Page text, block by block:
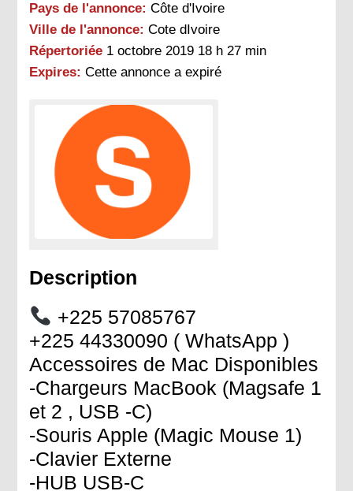
Pays de l'annonce: Côte d'Ivoire
Ville de l'annonce: Cote dIvoire
Répertoriée 1 octobre 2019 18 h 27 min
Expires: Cette annonce a expiré
Description
+225 57085767
+225 44330090 ( WhatsApp )
Accessoires de Mac Disponibles
-Chargeurs MacBook (Magsafe 1
et 2 , USB -C)
-Souris Apple (Magic Mouse 1)
-Clavier Externe
-HUB USB-C